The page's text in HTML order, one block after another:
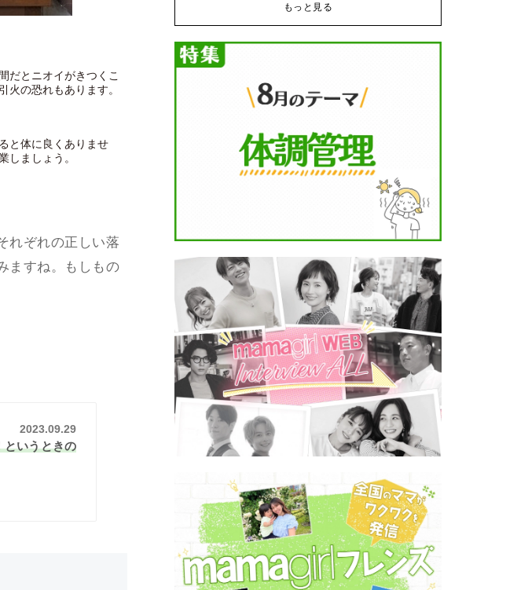
だとニオイがきつくこ
火の恐れもあります。
と体に良くありませ
しましょう。
れぞれの正しい落
ますね。もしもの
2023.09.29
というときの
もっと見る